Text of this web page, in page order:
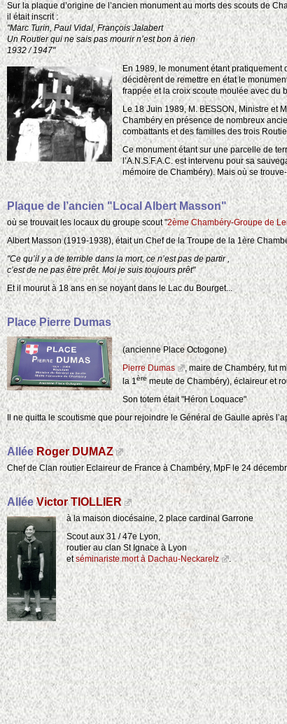
Sur la plaque d’origine de l’ancien monument au morts des scouts de
il était inscrit :
"Marc Turin, Paul Vidal, François Jalabert
Un Routier qui ne sais pas mourir n’est bon à rien
1932 / 1947"
En 1989, le monument étant pratiquement
décidèrent de remettre en état le
frappée et la croix scoute moulée avec du
Le 18 Juin 1989, M. BESSON, Ministre et
Chambéry en présence de nombreux
combattants et des familles des trois
Ce monument étant sur une parcelle de
l’A.N.S.F.A.C. est intervenu pour sa
mémoire de Chambéry). Mais où se
Plaque de l’ancien "Local Albert Masson"
où se trouvait les locaux du groupe scout "2ème Chambéry-Groupe de
Albert Masson (1919-1938), était un Chef de la Troupe de la 1ère
"Ce qu’il y a de terrible dans la mort, ce n’est pas de partir ,
c’est de ne pas être prêt. Moi je suis toujours prêt"
Et il mourut à 18 ans en se noyant dans le Lac du Bourget...
Place Pierre Dumas
(ancienne Place Octogone)
Pierre Dumas
, maire de Chambéry, fut
la 1èremeute de Chambéry), éclaireur et
Son totem était "Héron Loquace"
Il ne quitta le scoutisme que pour rejoindre le Général de Gaulle après
AlléeRoger DUMAZ
Chef de Clan routier Eclaireur de France à Chambéry, MpF le 24
AlléeVictor TIOLLIER
à la maison diocésaine, 2 place cardinal Garrone
Scout aux 31 / 47e Lyon,
routier au clan St Ignace à Lyon
etséminariste mort à Dachau-Neckarelz .